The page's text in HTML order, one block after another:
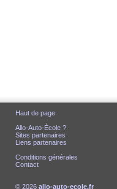
Haut de page
Allo-Auto-École ?
Sites partenaires
Liens partenaires
Conditions générales
Contact
© 2026 allo-auto-ecole.fr